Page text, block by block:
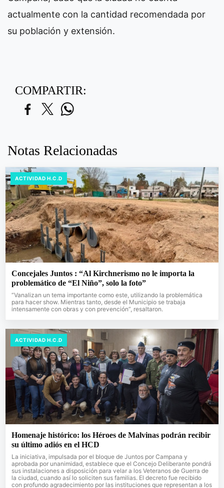
actualmente con la cantidad recomendada por
su población y extensión.
COMPARTIR:
Notas Relacionadas
ACTIVIDAD H.C.D
Concejales Juntos : “Al Kirchnerismo no le importa la
problemático de “El Niño”, solo la foto”
“Vanalizan un tema importante como este, utilizando la problemática
para hacer show. Mientras tanto, desde el Municipio se trabaja
intensamente con obras y con prevención”, resaltaron.
ACTIVIDAD H.C.D
Homenaje histórico: los Héroes de Malvinas podrán recibir
su último adiós en el HCD
La iniciativa, impulsada por el bloque de Juntos por Campana y
aprobada por unanimidad, establece que el Concejo Deliberante pondrá
sus instalaciones a disposición para velar a los Veteranos de Guerra de
la ciudad, cuando así lo soliciten sus familias. El decreto fue recibido
con profundo agradecimiento por las instituciones que representan a los